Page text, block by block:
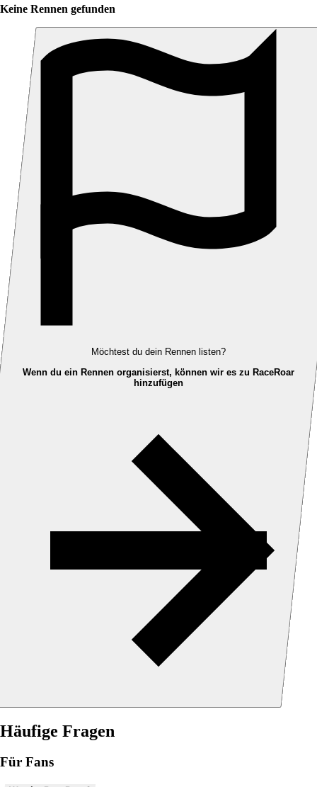
Keine Rennen gefunden
Möchtest du dein Rennen listen?
Wenn du ein Rennen organisierst, können wir es zu RaceRoar
hinzufügen
Häufige Fragen
Für Fans